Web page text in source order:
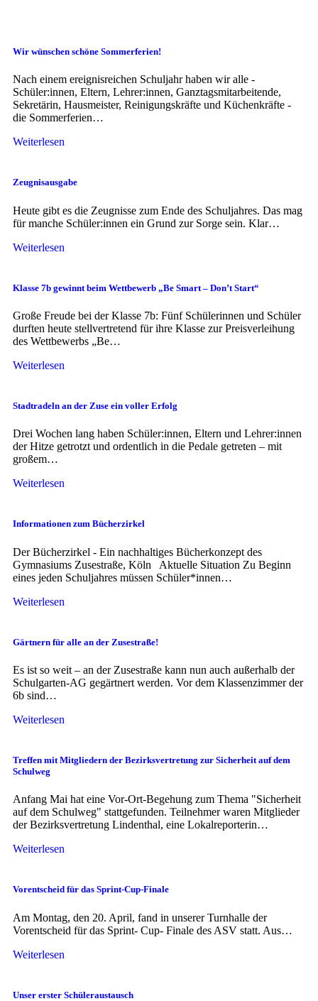
Wir wünschen schöne Sommerferien!
Nach einem ereignisreichen Schuljahr haben wir alle -
Schüler:innen, Eltern, Lehrer:innen, Ganztagsmitarbeitende,
Sekretärin, Hausmeister, Reinigungskräfte und Küchenkräfte -
die Sommerferien…
Weiterlesen
Zeugnisausgabe
Heute gibt es die Zeugnisse zum Ende des Schuljahres. Das mag
für manche Schüler:innen ein Grund zur Sorge sein. Klar…
Weiterlesen
Klasse 7b gewinnt beim Wettbewerb „Be Smart – Don’t Start“
Große Freude bei der Klasse 7b: Fünf Schülerinnen und Schüler
durften heute stellvertretend für ihre Klasse zur Preisverleihung
des Wettbewerbs „Be…
Weiterlesen
Stadtradeln an der Zuse ein voller Erfolg
Drei Wochen lang haben Schüler:innen, Eltern und Lehrer:innen
der Hitze getrotzt und ordentlich in die Pedale getreten – mit
großem…
Weiterlesen
Informationen zum Bücherzirkel
Der Bücherzirkel - Ein nachhaltiges Bücherkonzept des
Gymnasiums Zusestraße, Köln Aktuelle Situation Zu Beginn
eines jeden Schuljahres müssen Schüler*innen…
Weiterlesen
Gärtnern für alle an der Zusestraße!
Es ist so weit – an der Zusestraße kann nun auch außerhalb der
Schulgarten-AG gegärtnert werden. Vor dem Klassenzimmer der
6b sind…
Weiterlesen
Treffen mit Mitgliedern der Bezirksvertretung zur Sicherheit auf dem
Schulweg
Anfang Mai hat eine Vor-Ort-Begehung zum Thema "Sicherheit
auf dem Schulweg" stattgefunden. Teilnehmer waren Mitglieder
der Bezirksvertretung Lindenthal, eine Lokalreporterin…
Weiterlesen
Vorentscheid für das Sprint-Cup-Finale
Am Montag, den 20. April, fand in unserer Turnhalle der
Vorentscheid für das Sprint- Cup- Finale des ASV statt. Aus…
Weiterlesen
Unser erster Schüleraustausch